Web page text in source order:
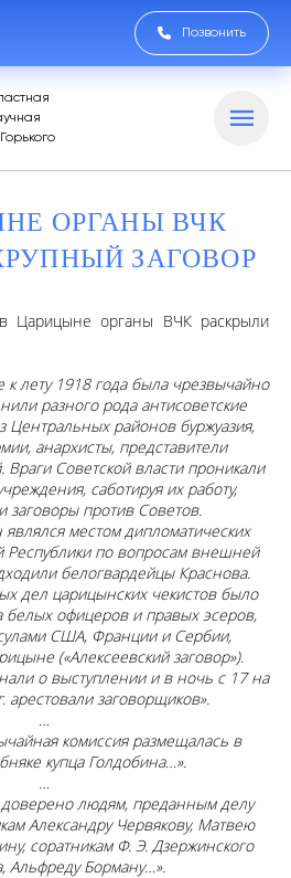
Позвонить
ОРГАНЫ ВЧК
ЗАГОВОР
в Царицыне органы ВЧК раскрыли
лету 1918 года была чрезвычайно
разного рода антисоветские
районов буржуазия,
анархисты, представители
Враги Советской власти проникали
саботируя их работу,
заговоры против Советов.
местом дипломатических
Республики по вопросам внешней
белогвардейцы Краснова.
дел царицынских чекистов было
белых офицеров и правых эсеров,
США, Франции и Сербии,
(«Алексеевский заговор»).
о выступлении и в ночь с 17 на
арестовали заговорщиков».
…
комиссия размещалась в
купца Голдобина…».
…
доверено людям, преданным делу
Александру Червякову, Матвею
соратникам Ф. Э. Дзержинского
Альфреду Борману…».